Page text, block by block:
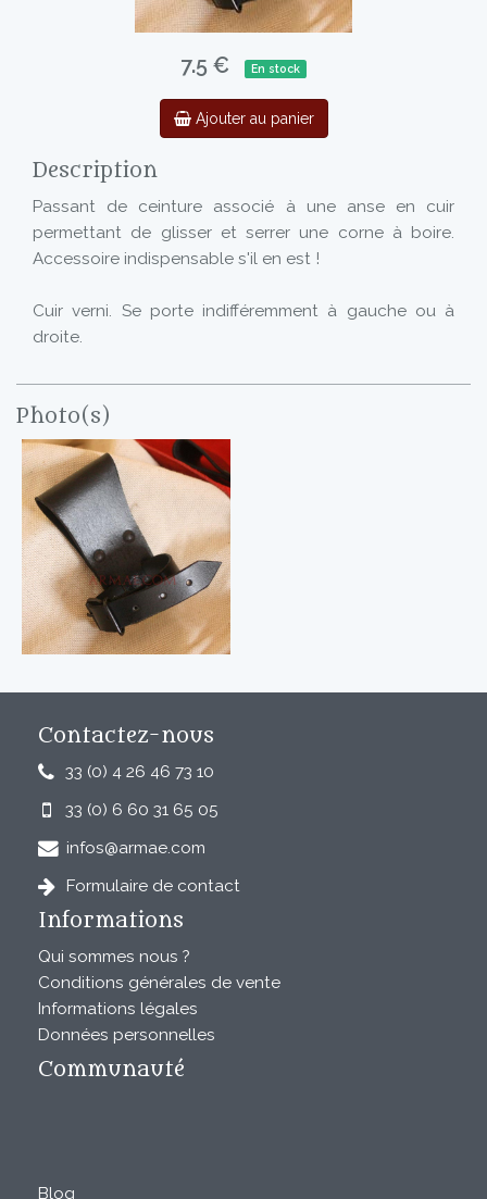
7.5 € En stock
Ajouter au panier
Description
Passant de ceinture associé à une anse en cuir
permettant de glisser et serrer une corne à boire.
Accessoire indispensable s'il en est !
Cuir verni. Se porte indifféremment à gauche ou à
droite.
Photo(s)
Contactez-nous
33 (0) 4 26 46 73 10
33 (0) 6 60 31 65 05
infos@armae.com
Formulaire de contact
Informations
Qui sommes nous ?
Conditions générales de vente
Informations légales
Données personnelles
Communauté
Blog